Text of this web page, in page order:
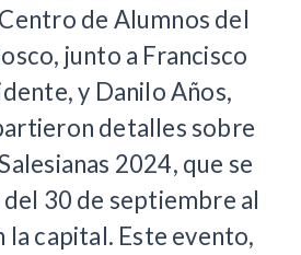
de Alumnos del
junto a Francisco
y Danilo Años,
detalles sobre
2024, que se
30 de septiembre al
la capital. Este evento,